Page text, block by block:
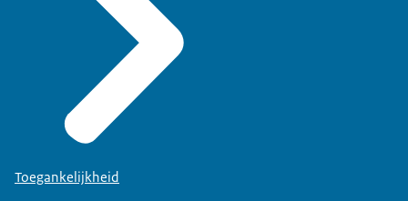
Toegankelijkheid